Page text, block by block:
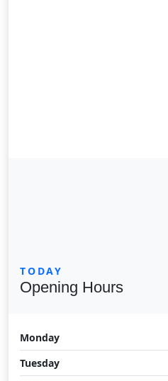
TODAY
Opening Hours
Monday
Tuesday